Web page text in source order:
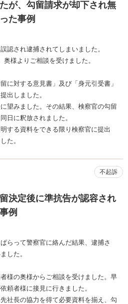
が、勾留請求が却下され無
た事例
認され逮捕されてしまいました。
様よりご相談を受けました。
に対する意見書」及び「身元引受書」
出しました。
望みました。その結果、検察官の勾留
日に釈放されました。
する資料をできる限り検察官に提出
た。
不起訴
決定後に準抗告が認容され
例
らって警察官に絡んだ結果、逮捕さ
した。
様の奥様からご相談を受けました。早
頼者様に接見に行きました。
社長の協力を得て必要資料を揃え、勾